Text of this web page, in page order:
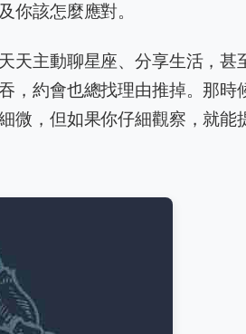
你該怎麼應對。
天主動聊星座、分享生活，甚
，約會也總找理由推掉。那時
微，但如果你仔細觀察，就能